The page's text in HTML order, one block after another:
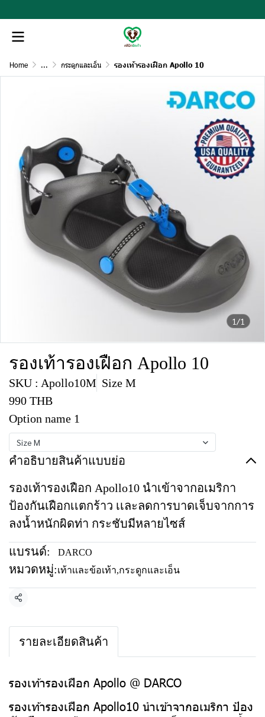
Home ... กระดูกและเอ็น รองเท้ารองเฝือก Apollo 10
1/1
รองเท้ารองเฝือก Apollo 10
SKU : Apollo10M Size M
990 THB
Option name 1
Size M
คำอธิบายสินค้าแบบย่อ
รองเท้ารองเฝือก Apollo10 นำเข้าจากอเมริกา
ป้องกันเฝือกเเตกร้าว เเละลดการบาดเจ็บจากการ
ลงน้ำหนักผิดท่า กระชับมีหลายไซส์
แบรนด์: DARCO
หมวดหมู่:เท้าเเละข้อเท้า,กระดูกและเอ็น
แชร์
รายละเอียดสินค้า
รองเท้ารองเฝือก Apollo @ DARCO
รองเท้ารองเฝือก Apollo10 นำเข้าจากอเมริกา ป้อง